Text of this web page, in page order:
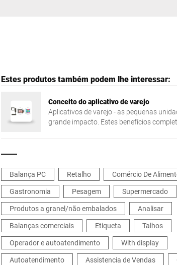
Estes produtos também podem lhe interessar:
Conceito do aplicativo de varejo
Aplicativos de varejo - as pequenas
grande impacto. Estes benefícios
Balança PC Retalho
Comércio De
Gastronomia
Pesagem Supermercado
Produtos a granel/não embalados
Analisar
Balanças comerciais
Etiqueta
Talhos
Operador e autoatendimento
With display
Autoatendimento
Assistencia de Vendas